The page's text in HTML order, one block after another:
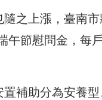
之上漲，臺南
午節慰問金，每
補助分為安養型